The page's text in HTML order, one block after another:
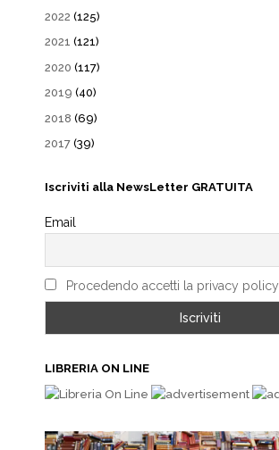
2022 (125)
2021 (121)
2020 (117)
2019 (40)
2018 (69)
2017 (39)
Iscriviti alla NewsLetter GRATUITA
Email
Procedendo accetti la privacy policy
LIBRERIA ON LINE